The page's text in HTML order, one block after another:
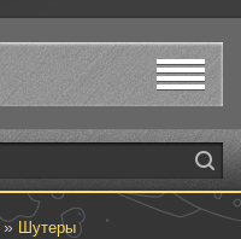
» Шутеры‎